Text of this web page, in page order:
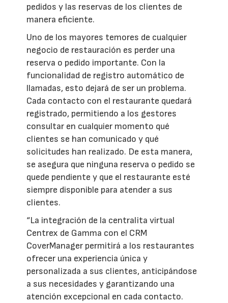
pedidos y las reservas de los clientes de
manera eficiente.
Uno de los mayores temores de cualquier
negocio de restauración es perder una
reserva o pedido importante. Con la
funcionalidad de registro automático de
llamadas, esto dejará de ser un problema.
Cada contacto con el restaurante quedará
registrado, permitiendo a los gestores
consultar en cualquier momento qué
clientes se han comunicado y qué
solicitudes han realizado. De esta manera,
se asegura que ninguna reserva o pedido se
quede pendiente y que el restaurante esté
siempre disponible para atender a sus
clientes.
“La integración de la centralita virtual
Centrex de Gamma con el CRM
CoverManager permitirá a los restaurantes
ofrecer una experiencia única y
personalizada a sus clientes, anticipándose
a sus necesidades y garantizando una
atención excepcional en cada contacto.